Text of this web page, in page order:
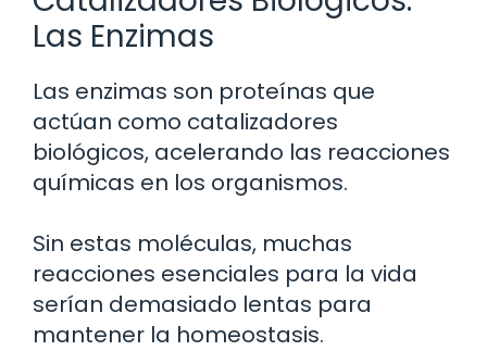
Las Enzimas
Las enzimas son proteínas que
actúan como catalizadores
biológicos, acelerando las reacciones
químicas en los organismos.
Sin estas moléculas, muchas
reacciones esenciales para la vida
serían demasiado lentas para
mantener la homeostasis.